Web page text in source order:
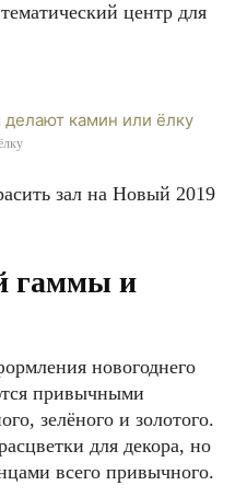
центр для
зал на Новый 2019
гаммы и
новогоднего
привычными
зелёного и золотого.
для декора, но
всего привычного.